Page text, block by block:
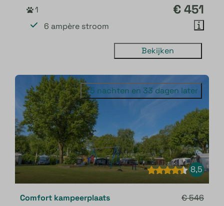
€ 451
1
6 ampère stroom
Bekijken
- 5 nachten en 33 dagen later
8,5
€ 546
Comfort kampeerplaats